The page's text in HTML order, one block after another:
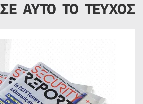
ΣΕ ΑΥΤΟ ΤΟ ΤΕΥΧΟΣ